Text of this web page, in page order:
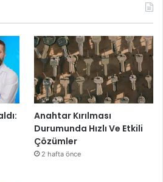
Anahtar Kırılması
Durumunda Hızlı Ve Etkili
Çözümler
2 hafta önce